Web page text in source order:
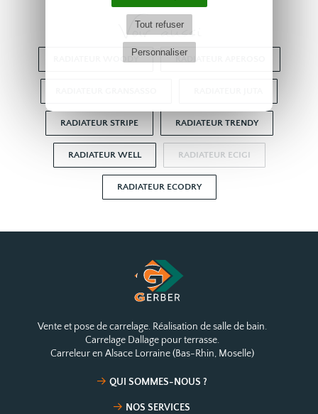
Tout refuser
Personnaliser
Voir aussi
RADIATEUR WOODY RADIATEUR APEROSO
RADIATEUR STRIPE RADIATEUR TRENDY
RADIATEUR WELL RADIATEUR ECIGI
RADIATEUR ECODRY
Vente et pose de carrelage. Réalisation de salle de bain.
Carrelage Dallage pour terrasse.
Carreleur en Alsace Lorraine (Bas-Rhin, Moselle)
QUI SOMMES-NOUS ?
NOS SERVICES